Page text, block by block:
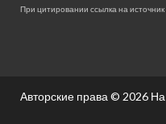
При цитировании ссылка на источник
Авторские права © 2026